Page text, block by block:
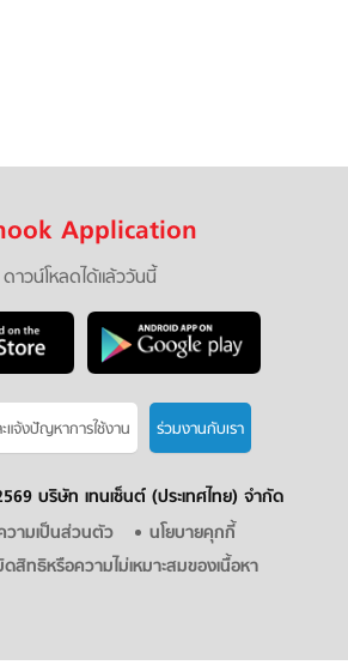
Application
ดาวน์โหลดได้แล้ววันนี้
ะแจ้งปัญหาการใช้งาน ร่วมงานกับเรา
บริษัท เทนเซ็นต์ (ประเทศไทย) จำกัด
วามเป็นส่วนตัว
นโยบายคุกกี้
ดสิทธิหรือความไม่เหมาะสมของเนื้อหา